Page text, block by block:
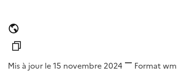
Mis à jour le 15 novembre 2024 Format